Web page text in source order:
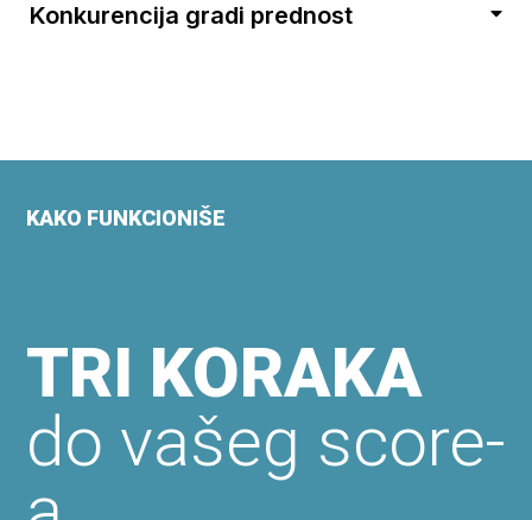
Konkurencija gradi prednost
KAKO FUNKCIONIŠE
TRI KORAKA
do vašeg score-